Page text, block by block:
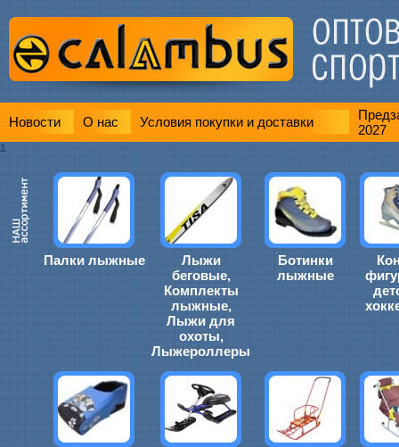
Новости О нас Условия покупки и доставки
2027
1
Палки лыжные
Лыжи
беговые,
Комплекты
лыжные,
Лыжи для
охоты,
Лыжероллеры
Ботинки
лыжные